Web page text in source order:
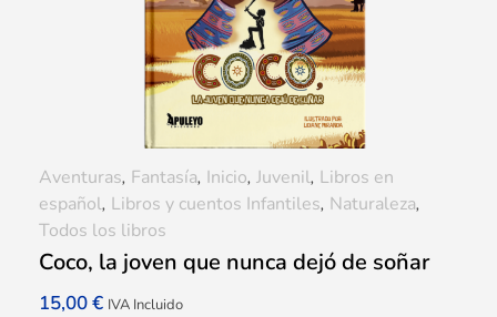
Coco, la joven que nunca dejó de soñar
15,00€ IVA Incluido
Aventuras, Fantasía, Inicio, Juvenil, Libros en
español, Libros y cuentos Infantiles, Naturaleza,
Todos los libros